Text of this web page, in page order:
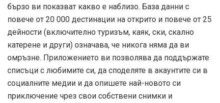
бързо ви показват какво е наблизо. База данни с
повече от 20 000 дестинации на открито и повече от 25
дейности (включително туризъм, каяк, ски, скално
катерене и други) означава, че никога няма да ви
омръзне. Приложението ви позволява да поддържате
списъци с любимите си, да споделяте в акаунтите си в
социалните медии и да опишете най-новото си
приключение чрез свои собствени снимки и